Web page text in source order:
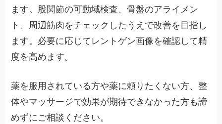
ます。股関節の可動域検査、骨盤のアライメン
ト、周辺筋肉をチェックしたうえで改善を目指し
ます。必要に応じてレントゲン画像を確認して精
度を高めます。
薬を服用されている方や薬に頼りたくない方、整
体やマッサージで効果が期待できなかった方も諦
めずにご相談ください。